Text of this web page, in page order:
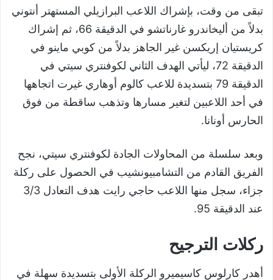
تبقى من وقت، بإشراك اللاعب البرازيلي المستهتر أنتوني
بدلاً من أليخاندرو غارناتشو في الدقيقة 66، ثم إشراك
كريستيان إريكسن غير الجاهز بدلاً من كوبي ماينو في
الدقيقة 72، ليأتي الهدف الثاني لكوفنتري سيتي في
الدقيقة 79 بتسديدة للاعب كالوم أوهاري غيرت اتجاهها
في أحد اللاعبين لتغير مسارها وتذهب ساقطة من فوق
الحارس أونانا.
وبعد سلسلة من المحاولات الجادة لكوفنتري سيتي، نجح
الفريق القادم من التشامبيونشيب في الحصول على ركلة
جزاء، سجل منها اللاعب حاجي رايت هدف التعادل 3/3
عند الدقيقة 95.
ركلات الترجيح
أهدر كارلوس كاسيميرو الركلة الأولى بتسديدة سهلة في